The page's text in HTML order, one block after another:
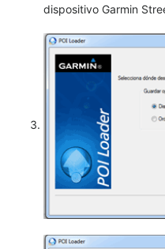
dispositivo Garmin